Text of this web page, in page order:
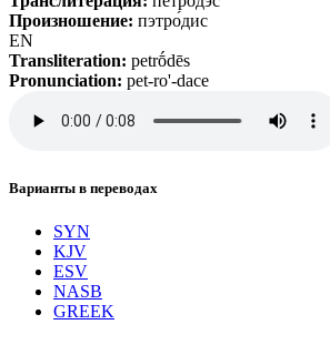
Произношение: пэтро́дис
EN
Transliteration: petrṓdēs
Pronunciation: pet-ro'-dace
Варианты в переводах
SYN
KJV
ESV
NASB
GREEK